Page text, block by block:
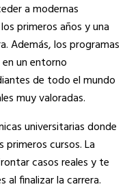
a modernas
primeros años y una
Además, los programas
un entorno
de todo el mundo
muy valoradas.
universitarias donde
cursos. La
casos reales y te
finalizar la carrera.